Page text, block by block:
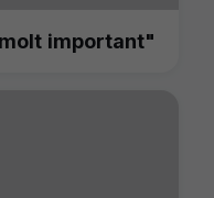
important"